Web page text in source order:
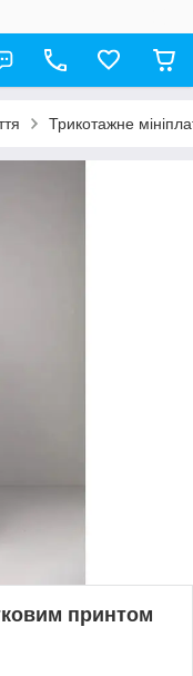
Трикотажне
принтом